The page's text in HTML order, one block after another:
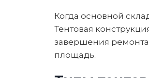
Когда основной
Тентовая
завершения
площадь.